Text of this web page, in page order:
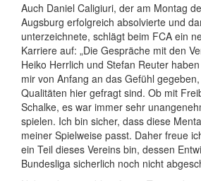
Auch Daniel Caligiuri, der am Montag
Augsburg erfolgreich absolvierte und
unterzeichnete, schlägt beim FCA ein
Karriere auf: „Die Gespräche mit den
Heiko Herrlich und Stefan Reuter
mir von Anfang an das Gefühl
Qualitäten hier gefragt sind. Ob mit
Schalke, es war immer sehr
spielen. Ich bin sicher, dass diese
meiner Spielweise passt. Daher freue
ein Teil dieses Vereins bin, dessen
Bundesliga sicherlich noch nicht